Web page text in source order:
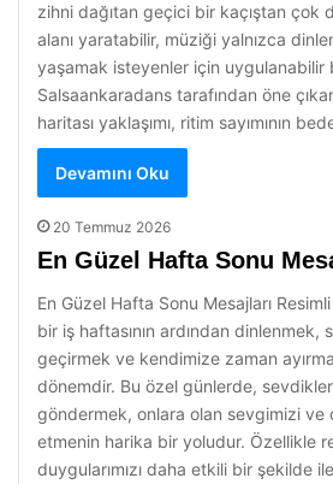
zihni dağıtan geçici bir kaçıştan çok
alanı yaratabilir, müziği yalnızca
yaşamak isteyenler için uygulanabilir
Salsaankaradans tarafından öne
haritası yaklaşımı, ritim sayımının
Devamını Oku
20 Temmuz 2026
En Güzel Hafta Sonu
En Güzel Hafta Sonu Mesajları
bir iş haftasının ardından
geçirmek ve kendimize zaman
dönemdir. Bu özel günlerde,
göndermek, onlara olan sevgimizi ve
etmenin harika bir yoludur. Özellikle
duygularımızı daha etkili bir şekilde